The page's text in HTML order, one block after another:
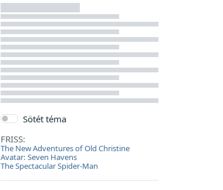
Sötét téma
FRISS:
The New Adventures of Old Christine
Avatar: Seven Havens
The Spectacular Spider-Man